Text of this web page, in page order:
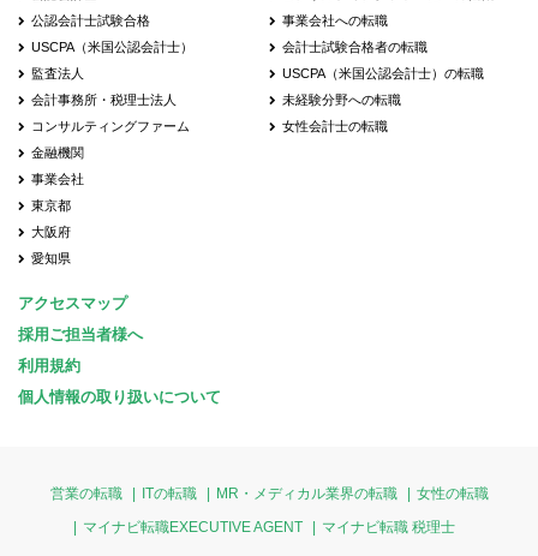
公認会計士試験合格
USCPA（米国公認会計士）
監査法人
会計事務所・税理士法人
コンサルティングファーム
金融機関
事業会社
東京都
大阪府
愛知県
事業会社への転職
会計士試験合格者の転職
USCPA（米国公認会計士）の転職
未経験分野への転職
女性会計士の転職
アクセスマップ
採用ご担当者様へ
利用規約
個人情報の取り扱いについて
営業の転職 ITの転職 MR・メディカル業界の転職
女性の転職
マイナビ転職EXECUTIVE AGENT
マイナビ転職 税理士